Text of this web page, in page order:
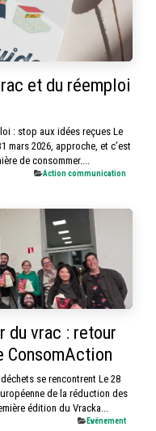
et du réemploi
: stop aux idées reçues Le
mars 2026, approche, et c’est
de consommer....
​Action communication
du vrac : retour
ConsomAction
se rencontrent Le 28
de la réduction des
édition du Vracka...
​Evénement